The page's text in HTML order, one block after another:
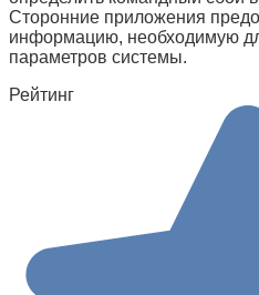
Сторонние приложения
информацию, необходимую
параметров системы.
Рейтинг